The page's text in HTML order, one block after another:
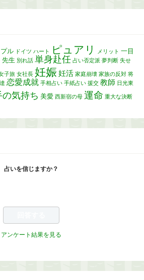
ル ドイツ ハート ピュアリ メリット 一目
先生 別れ話 単身赴任 占い否定派 夢判断 失せ
子旅 女社長 妊娠妊活 家庭崩壊 家族の反対 将
恋愛成就 手相占い 手紙占い 援交 教師 日光東
の気持ち 美愛 西新宿の母 運命 重大な決断
占いを信じますか？
アンケート結果を見る